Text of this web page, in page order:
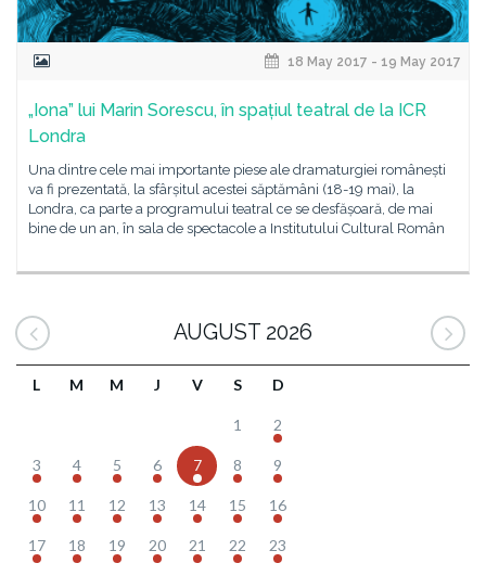
18 May 2017 - 19 May 2017
„Iona” lui Marin Sorescu, în spațiul teatral de la ICR
Londra
Una dintre cele mai importante piese ale dramaturgiei românești
va fi prezentată, la sfârșitul acestei săptămâni (18-19 mai), la
Londra, ca parte a programului teatral ce se desfășoară, de mai
bine de un an, în sala de spectacole a Institutului Cultural Român
AUGUST 2026
L M M J V S D
1 2
3 4 5 6 7 8 9
10 11 12 13 14 15 16
17 18 19 20 21 22 23